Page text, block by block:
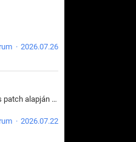
· 2026.07.26
Kártya változások a 36.0.3-as patch alapján frissítve az adatbázisban (képek is cserélve).
· 2026.07.22